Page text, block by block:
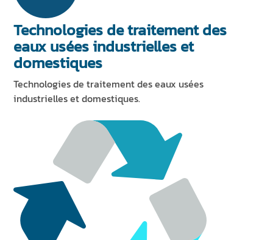
Technologies de traitement des
eaux usées industrielles et
domestiques
Technologies de traitement des eaux usées
industrielles et domestiques.